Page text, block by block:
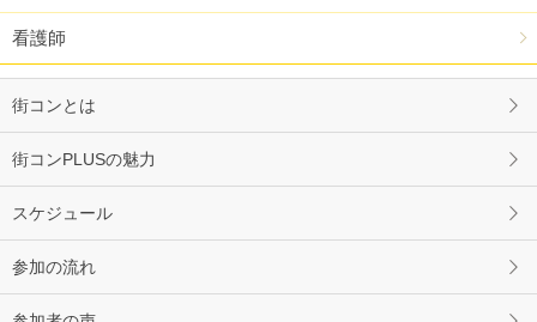
看護師
街コンとは
街コンPLUSの魅力
スケジュール
参加の流れ